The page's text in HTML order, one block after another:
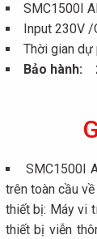
SMC1500I
Input 230V /
Thời gian dự
Bảo hành:
SMC1500I
trên toàn cầu
thiết bị: Máy vi
thiết bị viễn